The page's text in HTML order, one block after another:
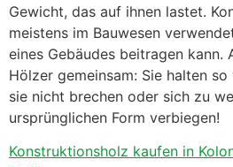
Gewicht, das auf ihnen lastet.
meistens im Bauwesen
eines Gebäudes beitragen kann.
Hölzer gemeinsam: Sie halten
sie nicht brechen oder sich zu
ursprünglichen Form verbiegen!
Konstruktionsholz kaufen in